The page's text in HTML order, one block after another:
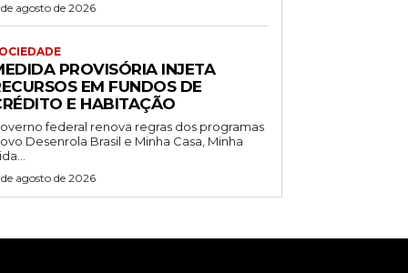
agosto de 2026
PROVISÓRIA INJETA
EM FUNDOS DE
E HABITAÇÃO
federal renova regras dos programas
Desenrola Brasil e Minha Casa, Minha
agosto de 2026